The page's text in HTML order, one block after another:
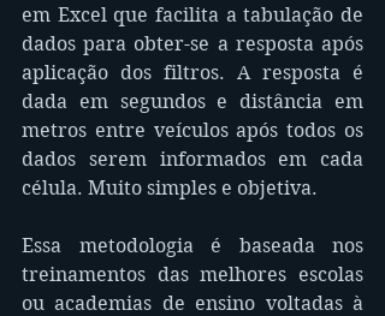
em Excel que facilita a tabulação de
dados para obter-se a resposta após
aplicação dos filtros. A resposta é
dada em segundos e distância em
metros entre veículos após todos os
dados serem informados em cada
célula. Muito simples e objetiva.
Essa metodologia é baseada nos
treinamentos das melhores escolas
ou academias de ensino voltadas à